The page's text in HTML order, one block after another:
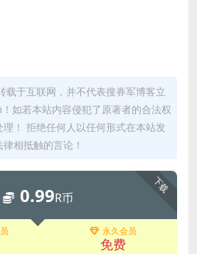
载于互联网，并不代表搜券军博客立
如若本站内容侵犯了原著者的合法权
！ 拒绝任何人以任何形式在本站发
相抵触的言论！
下载
0.99R币
永久会员
免费